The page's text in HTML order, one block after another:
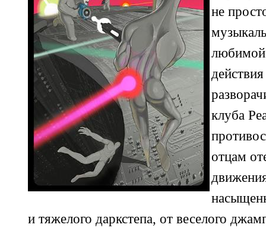
не
любимой
клуба
отцам
и тяжелого даркстепа, от веселого